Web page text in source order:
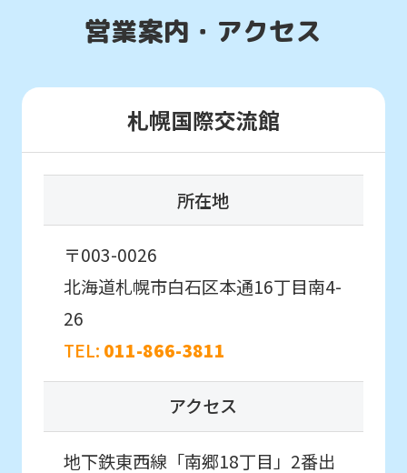
営業案内・アクセス
札幌国際交流館
所在地
〒003-0026
北海道札幌市白石区本通16丁目南4-
26
TEL: 011-866-3811
アクセス
地下鉄東西線「南郷18丁目」2番出
is
into
English.
Click
the
(start
translation)
to
return